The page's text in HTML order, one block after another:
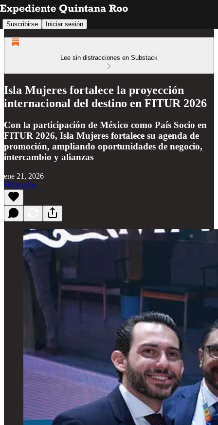
Suscribirse Iniciar sesión
Lee sin distracciones en Substack
Isla Mujeres fortalece la proyección
internacional del destino en FITUR 2026
Con la participación de México como País Socio en
FITUR 2026, Isla Mujeres fortalece su agenda de
promoción, ampliando oportunidades de negocio,
intercambio y alianzas
ene 21, 2026
Escucha